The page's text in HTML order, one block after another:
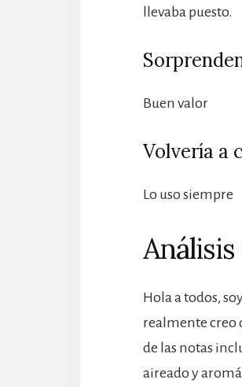
llevaba puesto.
Buen valor
Volvería a
Lo uso siempre
Hola a todos,
realmente creo
de las notas
aireado y